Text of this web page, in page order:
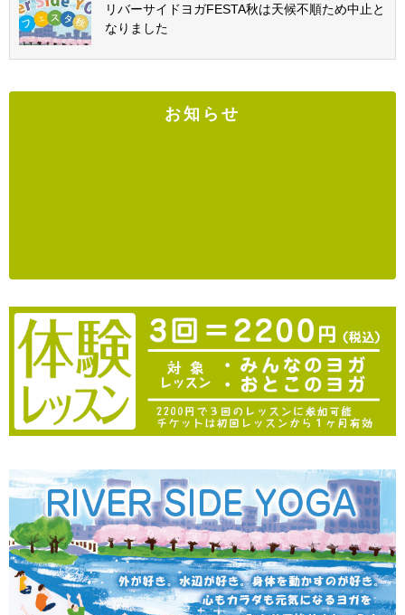
リバーサイドヨガFESTA秋は天候不順ため中止と
なりました
お知らせ